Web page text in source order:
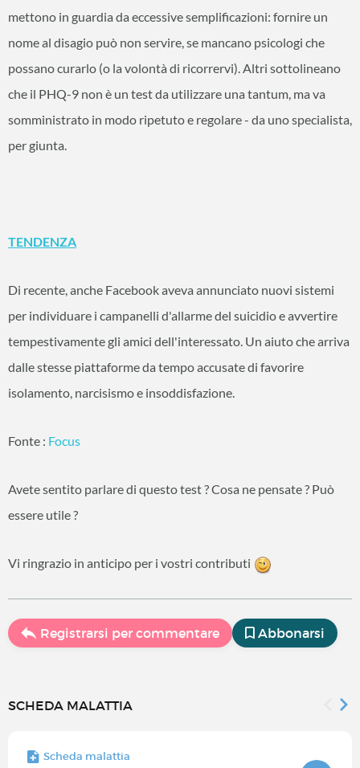
mettono in guardia da eccessive semplificazioni: fornire un
nome al disagio può non servire, se mancano psicologi che
possano curarlo (o la volontà di ricorrervi). Altri sottolineano
che il PHQ-9 non è un test da utilizzare una tantum, ma va
somministrato in modo ripetuto e regolare - da uno specialista,
per giunta.
TENDENZA
Di recente, anche Facebook aveva annunciato nuovi sistemi
per individuare i campanelli d'allarme del suicidio e avvertire
tempestivamente gli amici dell'interessato. Un aiuto che arriva
dalle stesse piattaforme da tempo accusate di favorire
isolamento, narcisismo e insoddisfazione.
Fonte : Focus
Avete sentito parlare di questo test ? Cosa ne pensate ? Può
essere utile ?
Vi ringrazio in anticipo per i vostri contributi
Registrarsi per commentare Abbonarsi
SCHEDA MALATTIA
Scheda malattia